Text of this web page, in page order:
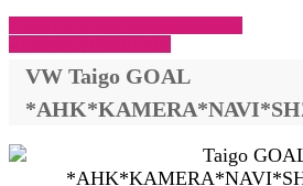
VW Taigo GOAL